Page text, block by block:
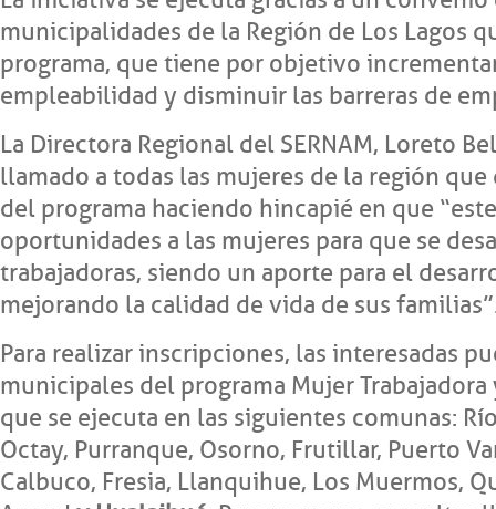
municipalidades de la Región de Los Lagos
programa, que tiene por objetivo
empleabilidad y disminuir las barreras de
La Directora Regional del SERNAM, Loreto
llamado a todas las mujeres de la región
del programa haciendo hincapié en que
oportunidades a las mujeres para que se
trabajadoras, siendo un aporte para el
mejorando la calidad de vida de sus
Para realizar inscripciones, las interesadas
municipales del programa Mujer
que se ejecuta en las siguientes comunas:
Octay, Purranque, Osorno, Frutillar, Puerto
Calbuco, Fresia, Llanquihue, Los Muermos,